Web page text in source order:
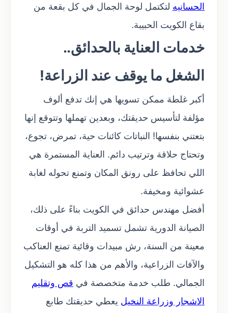
الحسانيه لتكتمل لوحة الجمال في كل بقعة من
بقاع الكويت الحبيبة.
خدمات العناية بالحدائق..
الشغل ما يوقف عند الزراعة!
أكبر غلطة ممكن تسويها هي إنك تدفع ألوف
مؤلفة لتأسيس حديقتك، وبعدين تهملها وتتوقع إنها
بتعتني بنفسها! النباتات كائنات حية، تمرض، تجوع،
وتحتاج حلاقة وترتيب دائم. العناية المستمرة هي
اللي تحافظ على رونق المكان وتمنع تحوله لغابة
عشوائية ومخيفة.
أفضل مهندس حدائق في الكويت بناءً على ذلك،
الصيانة الدورية تشمل تسميد التربة في أوقات
معينة من السنة، رش مبيدات وقائية تمنع العناكب
والآفات الزراعية، والأهم من هذا كله هو التشكيل
الجمالي. طلب خدمة متخصصة في قص وتقليم
الاشجار وزراعة النخيل يعطي حديقتك طابع